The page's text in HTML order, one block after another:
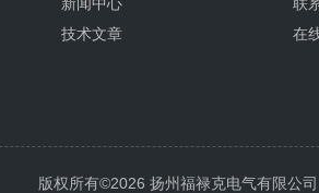
技术文章
在
版权所有©2026 扬州福禄克电气有限公